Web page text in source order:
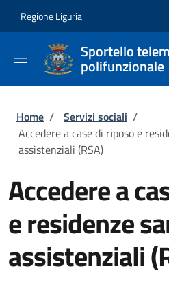
Regione Liguria
Sportello
polifunzionale
Briciole di pane
Home / Servizi sociali /
Accedere a case di riposo e
assistenziali (RSA)
Accedere a
e residenze
assistenziali